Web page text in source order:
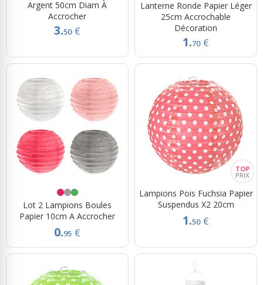
Argent 50cm Diam À
Accrocher
3.50 €
Lanterne Ronde Papier Léger
25cm Accrochable
Décoration
1.70 €
Lot 2 Lampions Boules
Papier 10cm A Accrocher
0.95 €
Lampions Pois Fuchsia Papier
Suspendus X2 20cm
1.50 €